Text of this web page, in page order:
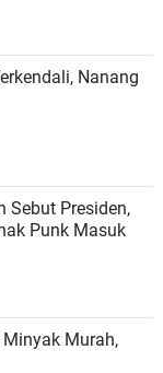
Nanang
Sebut Presiden,
Punk Masuk
Minyak Murah,